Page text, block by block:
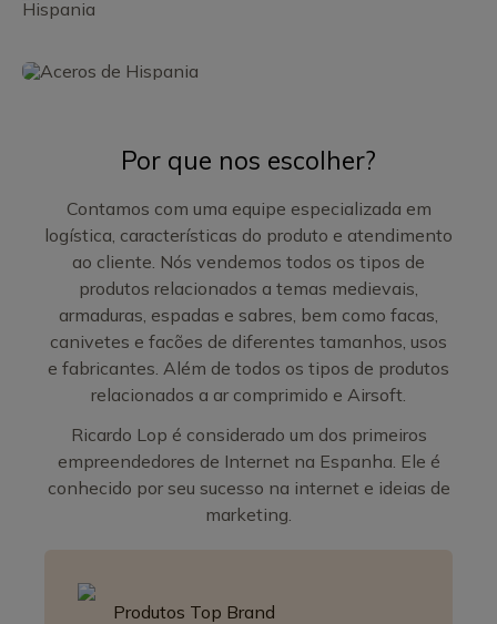
Por que nos escolher?
Contamos com uma equipe especializada em
logística, características do produto e atendimento
ao cliente. Nós vendemos todos os tipos de
produtos relacionados a temas medievais,
armaduras, espadas e sabres, bem como facas,
canivetes e facões de diferentes tamanhos, usos
e fabricantes. Além de todos os tipos de produtos
relacionados a ar comprimido e Airsoft.
Ricardo Lop é considerado um dos primeiros
empreendedores de Internet na Espanha. Ele é
conhecido por seu sucesso na internet e ideias de
marketing.
Produtos Top Brand